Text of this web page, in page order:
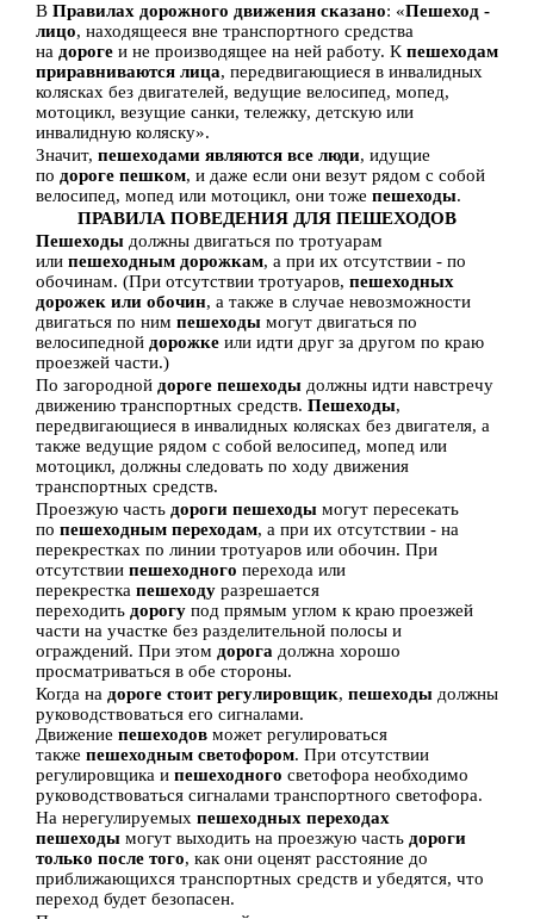
В Правилах дорожного движения сказано: «Пешеход -
лицо, находящееся вне транспортного средства
на дороге и не производящее на ней работу. К пешеходам
приравниваются лица, передвигающиеся в инвалидных
колясках без двигателей, ведущие велосипед, мопед,
мотоцикл, везущие санки, тележку, детскую или
инвалидную коляску».
Значит, пешеходами являются все люди, идущие
по дороге пешком, и даже если они везут рядом с собой
велосипед, мопед или мотоцикл, они тоже пешеходы.
ПРАВИЛА ПОВЕДЕНИЯ ДЛЯ ПЕШЕХОДОВ
Пешеходы должны двигаться по тротуарам
или пешеходным дорожкам, а при их отсутствии - по
обочинам. (При отсутствии тротуаров, пешеходных
дорожек или обочин, а также в случае невозможности
двигаться по ним пешеходы могут двигаться по
велосипедной дорожке или идти друг за другом по краю
проезжей части.)
По загородной дороге пешеходы должны идти навстречу
движению транспортных средств. Пешеходы,
передвигающиеся в инвалидных колясках без двигателя, а
также ведущие рядом с собой велосипед, мопед или
мотоцикл, должны следовать по ходу движения
транспортных средств.
Проезжую часть дороги пешеходы могут пересекать
по пешеходным переходам, а при их отсутствии - на
перекрестках по линии тротуаров или обочин. При
отсутствии пешеходного перехода или
перекрестка пешеходу разрешается
переходить дорогу под прямым углом к краю проезжей
части на участке без разделительной полосы и
ограждений. При этом дорога должна хорошо
просматриваться в обе стороны.
Когда на дороге стоит регулировщик, пешеходы должны
руководствоваться его сигналами.
Движение пешеходов может регулироваться
также пешеходным светофором. При отсутствии
регулировщика и пешеходного светофора необходимо
руководствоваться сигналами транспортного светофора.
На нерегулируемых пешеходных переходах
пешеходы могут выходить на проезжую часть дороги
только после того, как они оценят расстояние до
приближающихся транспортных средств и убедятся, что
переход будет безопасен.